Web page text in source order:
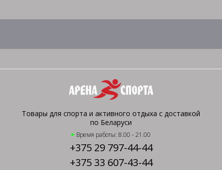
Товары для спорта и активного отдыха с доставкой
по Беларуси
Время работы: 8.00 - 21.00
+375 29 797-44-44
+375 33 607-43-44